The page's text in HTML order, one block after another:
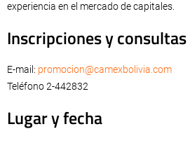
experiencia en el mercado de capitales.
Inscripciones y consultas
E-mail: promocion@camexbolivia.com
Teléfono 2-442832
Lugar y fecha